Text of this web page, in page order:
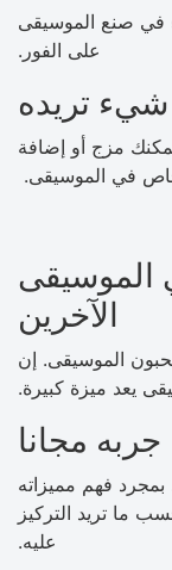
في صنع الموسيقى
على الفور.
تريده
مزج أو إضافة
في الموسيقى.
الآخرين
الموسيقى. إن
يعد ميزة كبيرة.
جربه مجانا
بمجرد فهم مميزاته
ما تريد التركيز
عليه.